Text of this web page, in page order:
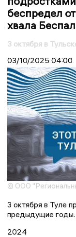
беспредел
хвала
3 октября в
03/10/2025 04:00
© ООО
3 октября в Туле
предыдущие годы.
2024